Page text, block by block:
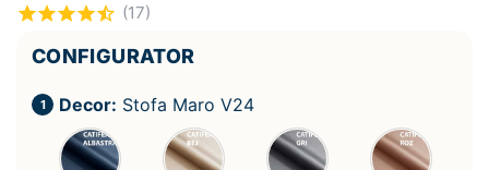
(17)
CONFIGURATOR
Decor: Stofa Maro V24